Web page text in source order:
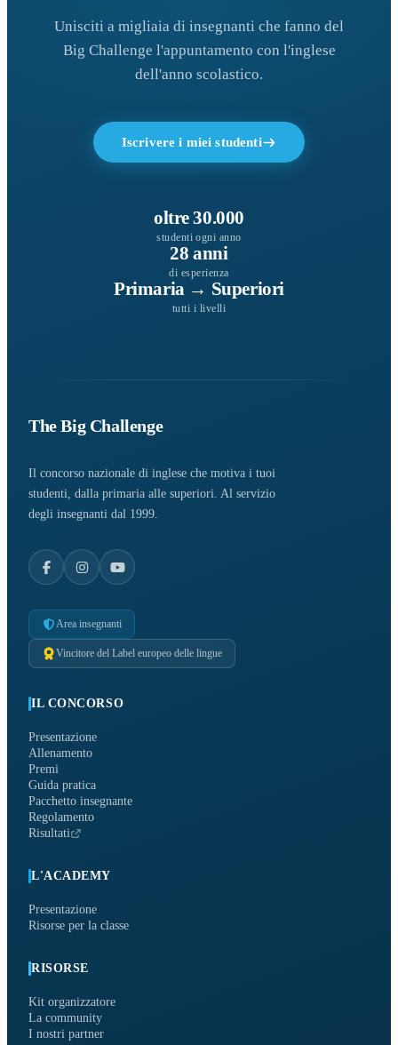
Unisciti a migliaia di insegnanti che fanno del
Big Challenge l'appuntamento con l'inglese
dell'anno scolastico.
Iscrivere i miei studenti
oltre 30.000
studenti ogni anno
28 anni
di esperienza
Primaria → Superiori
tutti i livelli
The Big Challenge
Il concorso nazionale di inglese che motiva i tuoi
studenti, dalla primaria alle superiori. Al servizio
degli insegnanti dal 1999.
Area insegnanti
Vincitore del Label europeo delle lingue
IL CONCORSO
Presentazione
Allenamento
Premi
Guida pratica
Pacchetto insegnante
Regolamento
Risultati
L'ACADEMY
Presentazione
Risorse per la classe
RISORSE
Kit organizzatore
La community
I nostri partner